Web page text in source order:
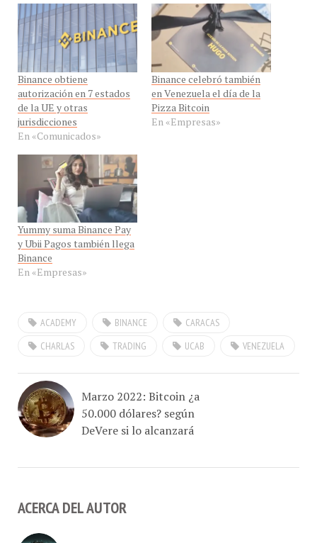
Binance obtiene
autorización en 7 estados
de la UE y otras
jurisdicciones
En «Comunicados»
Binance celebró también
en Venezuela el día de la
Pizza Bitcoin
En «Empresas»
Yummy suma Binance Pay
y Ubii Pagos también llega
Binance
En «Empresas»
CHARLAS
TRADING UCAB
50.000 dólares? según
DeVere si lo alcanzará